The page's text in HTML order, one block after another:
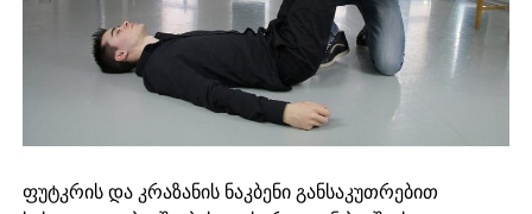
ფუტკრის და კრაზანის ნაკბენი განსაკუთრებით